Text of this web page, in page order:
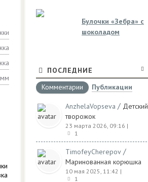
Булочки «Зебра» с
шоколадом
ПОСЛЕДНИЕ
Комментарии
Публикации
AnzhelaVopseva / Детский
творожок
23 марта 2026, 09:16 |
1
TimofeyCherepov /
Маринованная корюшка
10 мая 2025, 11:42 |
1